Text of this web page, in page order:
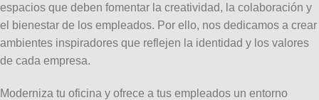
espacios que deben fomentar la creatividad, la colaboración y
el bienestar de los empleados. Por ello, nos dedicamos a crear
ambientes inspiradores que reflejen la identidad y los valores
de cada empresa.
Moderniza tu oficina y ofrece a tus empleados un entorno